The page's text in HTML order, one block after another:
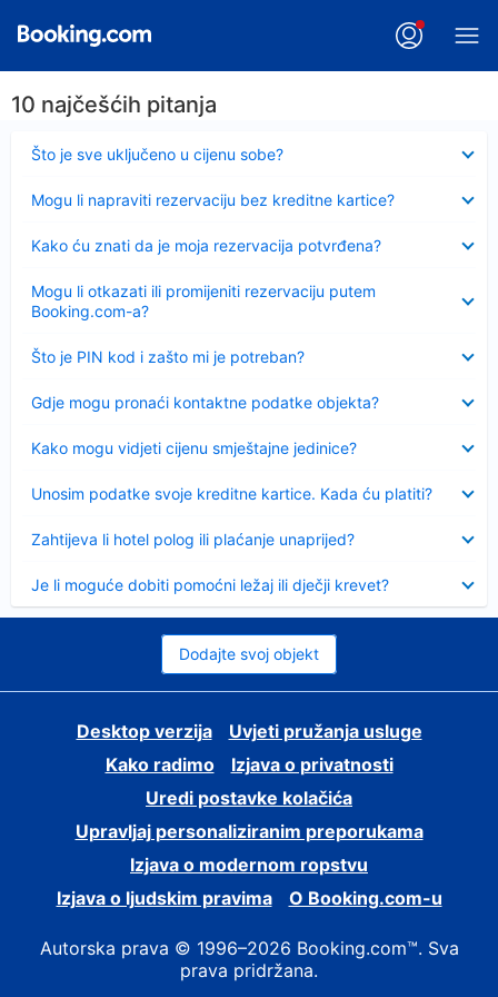
10 najčešćih pitanja
Što je sve uključeno u cijenu sobe?
Sažeto
Mogu li napraviti rezervaciju bez kreditne kartice?
Kako ću znati da je moja rezervacija potvrđena?
Mogu li otkazati ili promijeniti rezervaciju putem
Booking.com-a?
Što je PIN kod i zašto mi je potreban?
Sažeto
Gdje mogu pronaći kontaktne podatke objekta?
Kako mogu vidjeti cijenu smještajne jedinice?
Unosim podatke svoje kreditne kartice. Kada ću platiti?
Zahtijeva li hotel polog ili plaćanje unaprijed?
Je li moguće dobiti pomoćni ležaj ili dječji krevet?
Dodajte svoj objekt
Desktop verzija
Uvjeti pružanja usluge
Kako radimo
Izjava o privatnosti
Uredi postavke kolačića
Upravljaj personaliziranim preporukama
Izjava o modernom ropstvu
Izjava o ljudskim pravima
O Booking.com-u
Autorska prava © 1996–2026 Booking.com™. Sva
prava pridržana.